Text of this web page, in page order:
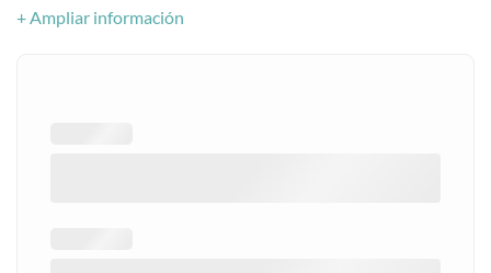
+ Ampliar información